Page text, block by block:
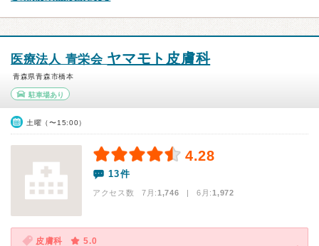
医療法人 青栄会 ヤマモト皮膚科
青森県青森市橋本
駐車場あり
土曜（〜15:00）
4.28
13件
アクセス数 7月:1,746 | 6月:1,972
皮膚科
5.0